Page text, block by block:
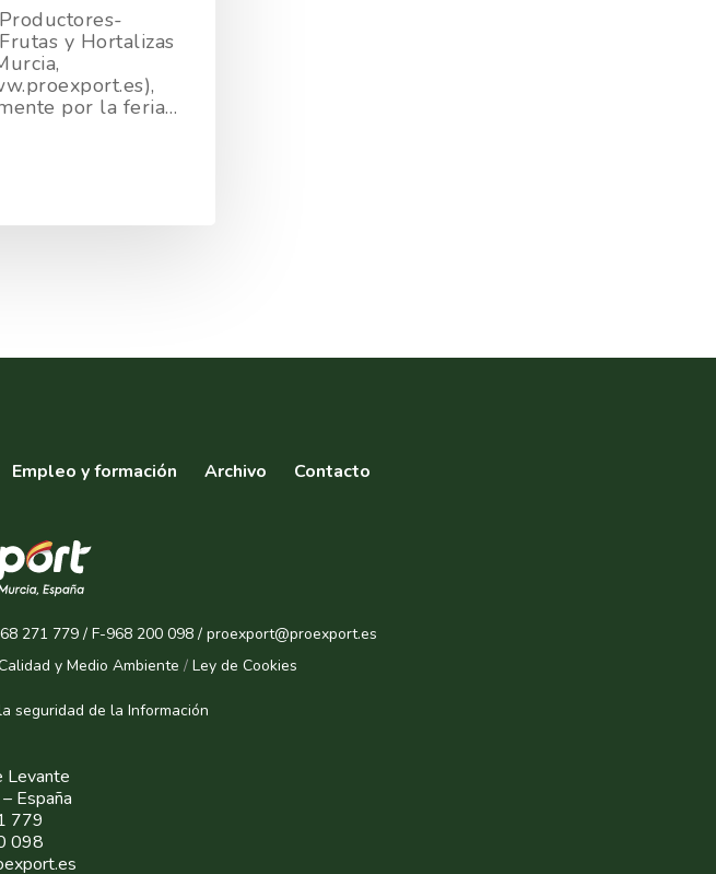
y Hortalizas
por la feria…
Empleo y formación Archivo Contacto
271 779 / F-968 200 098 / proexport@proexport.es
y Medio Ambiente / Ley de Cookies
seguridad de la Información
Levante
España
779
098